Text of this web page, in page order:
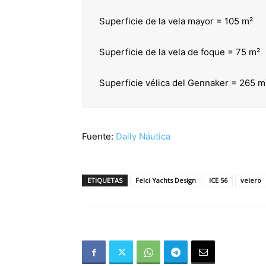
Superficie de la vela mayor = 105 m²
Superficie de la vela de foque = 75 m²
Superficie vélica del Gennaker = 265
Fuente: Daily Náutica
ETIQUETAS Felci Yachts Design ICE 56 velero